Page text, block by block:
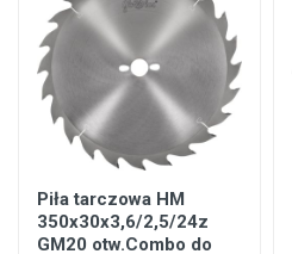
Piła tarczowa HM
350x30x3,6/2,5/24z
GM20 otw.Combo do